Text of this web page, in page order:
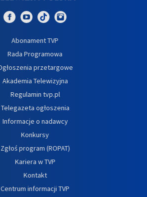
Abonament TVP
Rada Programowa
przetargowe
Akademia Telewizyjna
Regulamin tvp.pl
Telegazeta ogłoszenia
Informacje o nadawcy
Konkursy
Zgłoś program (ROPAT)
Kariera w TVP
Kontakt
Centrum informacji TVP